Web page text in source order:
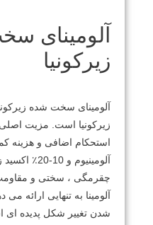
آلومینای
زیرکونیا
زیرکونیا است. مزیت اصلی
استحکام اضافی و هزینه
آلومینیوم و
چقرمگی ، سختی و مقاومت
آلومینا به تنهایی ارائه می
شدن تغییر شکل پدیده